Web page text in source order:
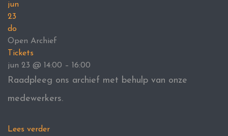
jun
23
do
Open Archief
Tickets
jun 23 @ 14:00 – 16:00
Raadpleeg ons archief met behulp van onze
medewerkers.
Lees verder